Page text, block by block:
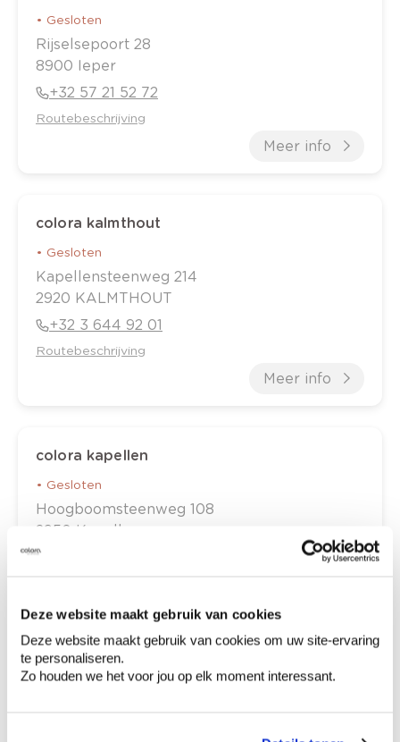
Deze website maakt gebruik van cookies
Deze website maakt gebruik van cookies om uw site-ervaring
te personaliseren.
Zo houden we het voor jou op elk moment interessant.
• Gesloten
Rijselsepoort 28
8900 Ieper
+32 57 21 52 72
Routebeschrijving
Meer info
colora kalmthout
• Gesloten
Kapellensteenweg 214
2920 KALMTHOUT
+32 3 644 92 01
Routebeschrijving
Meer info
colora kapellen
• Gesloten
Hoogboomsteenweg 108
2950 Kapellen
Meer info